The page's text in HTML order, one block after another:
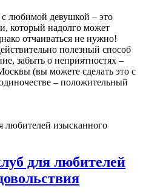
с любимой девушкой – это
который надолго может
отчаиваться не нужно!
полезный способ
забыть о неприятностях –
(вы можете сделать это с
– положительный
для любителей